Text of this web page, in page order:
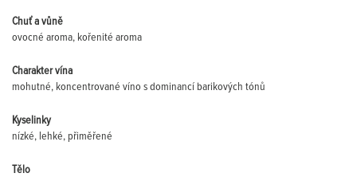
Chuť a vůně
ovocné aroma, kořenité aroma
Charakter vína
mohutné, koncentrované víno s dominancí barikových tónů
Kyselinky
nízké, lehké, přiměřené
Tělo